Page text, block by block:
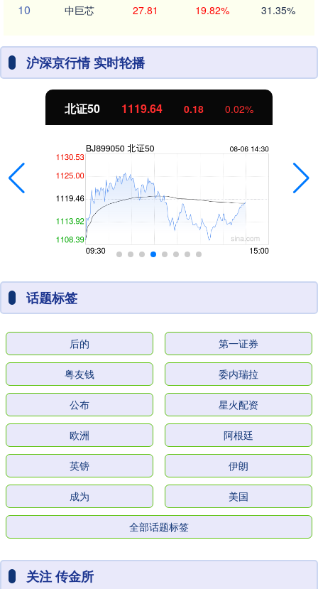
10 中巨芯 27.81 19.82% 31.35%
沪深京行情 实时轮播
北证50 1119.64 0.18 0.02%
话题标签
后的 第一证券
粤友钱 委内瑞拉
公布 星火配资
欧洲 阿根廷
英镑 伊朗
成为 美国
全部话题标签
关注 传金所